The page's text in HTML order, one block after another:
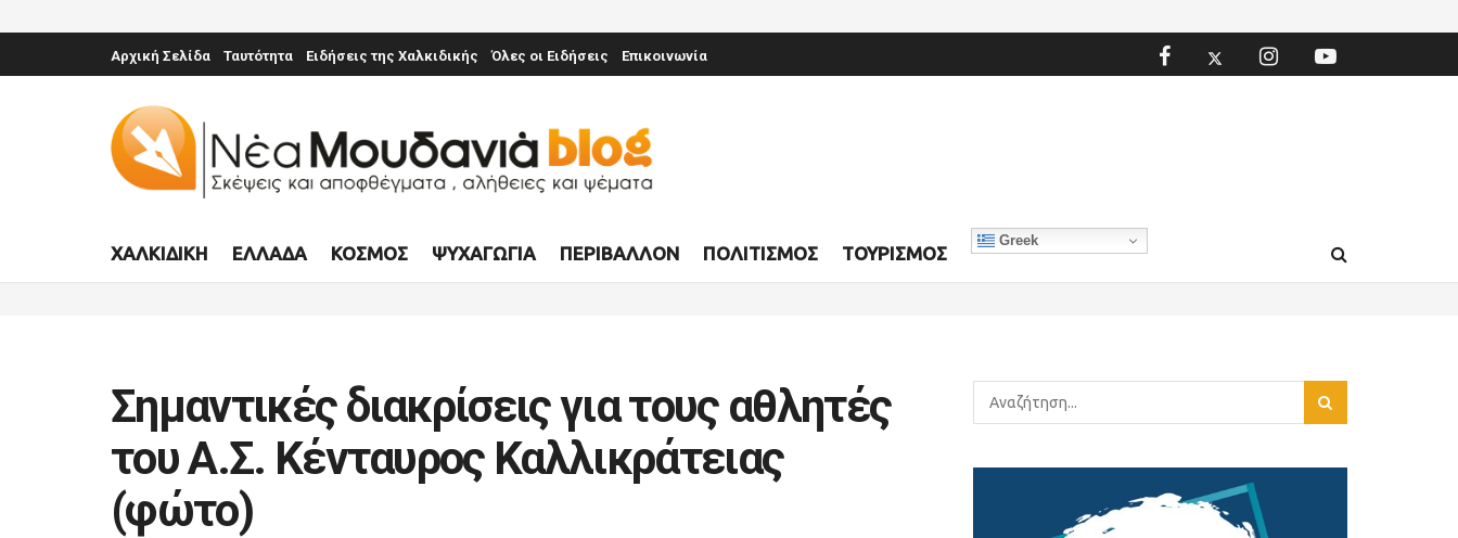
Αρχική Σελίδα Ταυτότητα Ειδήσεις της Χαλκιδικής Όλες οι Ειδήσεις Επικοινωνία
ΧΑΛΚΙΔΙΚΉ ΕΛΛΆΔΑ ΚΌΣΜΟΣ ΨΥΧΑΓΩΓΊΑ ΠΕΡΙΒΆΛΛΟΝ ΠΟΛΙΤΙΣΜΌΣ ΤΟΥΡΙΣΜΌΣ
Greek
Σημαντικές διακρίσεις για τους αθλητές
του Α.Σ. Κένταυρος Καλλικράτειας
(φώτο)